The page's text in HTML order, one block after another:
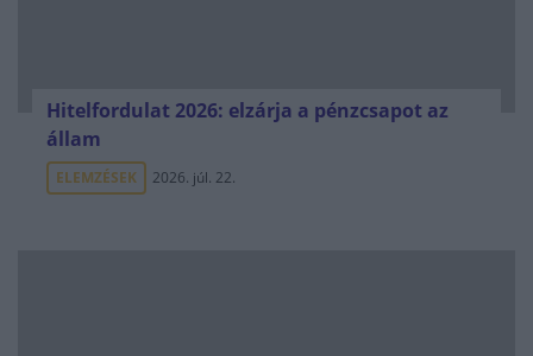
Hitelfordulat 2026: elzárja a pénzcsapot az
állam
ELEMZÉSEK 2026. júl. 22.